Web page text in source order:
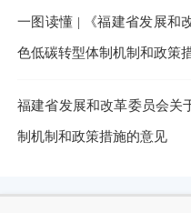
一图读懂 | 《福建省发展和
色低碳转型体制机制和政策
福建省发展和改革委员会关
制机制和政策措施的意见